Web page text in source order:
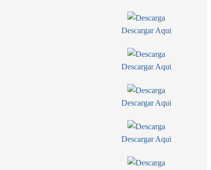
Descargar Aqui
Descargar Aqui
Descargar Aqui
Descargar Aqui